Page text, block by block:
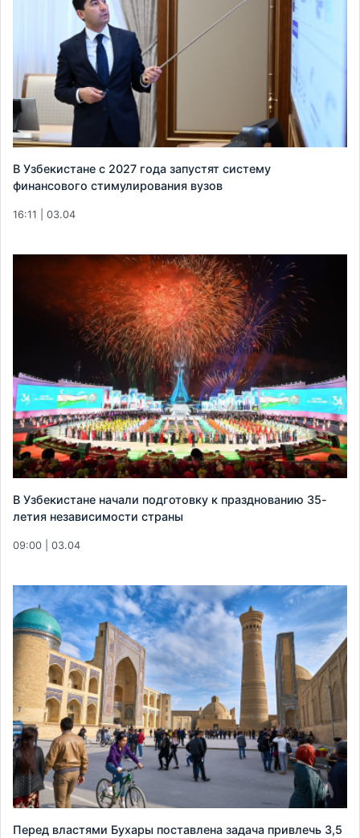
В Узбекистане с 2027 года запустят систему
финансового стимулирования вузов
16:11 | 03.04
В Узбекистане начали подготовку к празднованию 35-
летия независимости страны
09:00 | 03.04
Перед властями Бухары поставлена задача привлечь 3,5